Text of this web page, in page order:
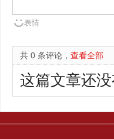
表情
共 0 条评论， 查看全部
这篇文章还